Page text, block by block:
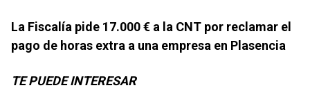
La Fiscalía pide 17.000 € a la CNT por reclamar el
pago de horas extra a una empresa en Plasencia
TE PUEDE INTERESAR